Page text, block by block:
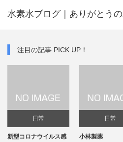
水素水ブログ｜ありがとう
注目の記事 PICK UP！
日常
新型コロナウイルス感
日常
小林製薬